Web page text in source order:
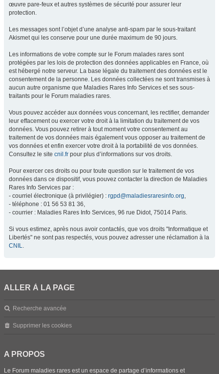
œuvre pare-feux et autres systèmes de sécurité pour assurer leur
protection.
Les messages sont l’objet d’une analyse anti-spam par le sous-traitant
Akismet qui les conserve pour une durée maximum de 90 jours.
Les informations de votre compte sur le Forum malades rares sont
protégées par les lois de protection des données applicables en France, où
est hébergé notre serveur. La base légale du traitement des données est le
consentement de la personne. Les données collectées ne sont transmises à
aucun autre organisme que Maladies Rares Info Services et ses sous-
traitants pour le Forum maladies rares.
Vous pouvez accéder aux données vous concernant, les rectifier, demander
leur effacement ou exercer votre droit à la limitation du traitement de vos
données. Vous pouvez retirer à tout moment votre consentement au
traitement de vos données mais également vous opposer au traitement de
vos données et enfin exercer votre droit à la portabilité de vos données.
Consultez le site cnil.fr pour plus d’informations sur vos droits.
Pour exercer ces droits ou pour toute question sur le traitement de vos
données dans ce dispositif, vous pouvez contacter la direction de Maladies
Rares Info Services par :
- courriel électronique (à privilégier) : rgpd@maladiesraresinfo.org,
- téléphone : 01 56 53 81 36,
- courrier : Maladies Rares Info Services, 96 rue Didot, 75014 Paris.
Si vous estimez, après nous avoir contactés, que vos droits "Informatique et
Libertés" ne sont pas respectés, vous pouvez adresser une réclamation à la
CNIL.
ALLER À LA PAGE
Recherche avancée
Supprimer les cookies
A PROPOS
Le Forum maladies rares est un espace de partage d’informations et